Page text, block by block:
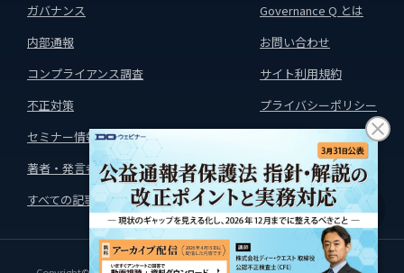
↑
ガバナンス
内部通報
コンプライアンス調査
不正対策
セミナー情報
著者・発言者
すべての記事はこちら
Governance Q とは
お問い合わせ
サイト利用規約
プライバシーポリシー